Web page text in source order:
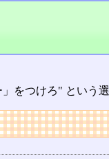
をつけろ" という